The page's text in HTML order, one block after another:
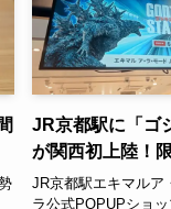
JR京都駅に「ゴ
が関西初上陸！
JR京都駅エキマルア
ラ公式POPUPショ